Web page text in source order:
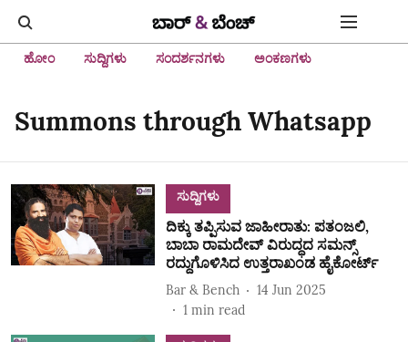
ಹೋಂ ಸುದ್ದಿಗಳು ಸಂದರ್ಶನಗಳು ಅಂಕಣಗಳು
Summons through Whatsapp
ಸುದ್ದಿಗಳು
ದಿಕ್ಕು ತಪ್ಪಿಸುವ ಜಾಹೀರಾತು: ಪತಂಜಲಿ,
ಬಾಬಾ ರಾಮದೇವ್‌ ವಿರುದ್ಧದ ಸಮನ್ಸ್
ರದ್ದುಗೊಳಿಸಿದ ಉತ್ತರಾಖಂಡ ಹೈಕೋರ್ಟ್
Bar & Bench
14 Jun 2025
1 min read